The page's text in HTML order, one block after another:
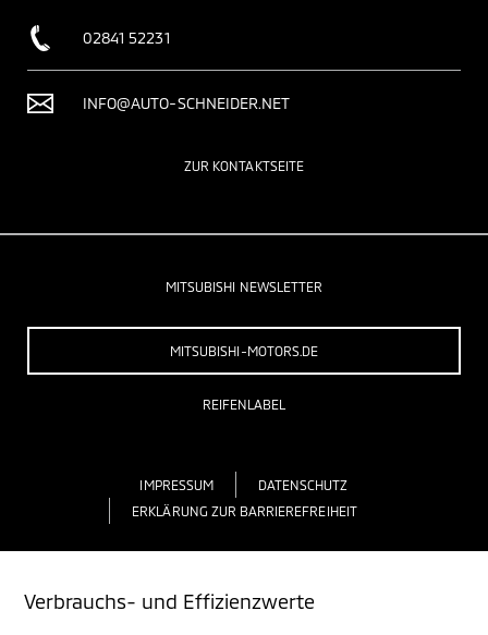
02841 52231
INFO@AUTO-SCHNEIDER.NET
ZUR KONTAKTSEITE
MITSUBISHI NEWSLETTER
MITSUBISHI-MOTORS.DE
REIFENLABEL
IMPRESSUM
DATENSCHUTZ
ERKLÄRUNG ZUR BARRIEREFREIHEIT
Verbrauchs- und Effizienzwerte